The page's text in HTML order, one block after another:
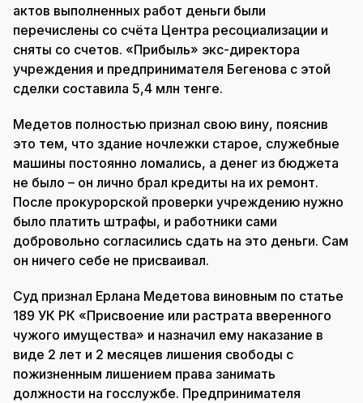
актов выполненных работ деньги были
перечислены со счёта Центра ресоциализации и
сняты со счетов. «Прибыль» экс-директора
учреждения и предпринимателя Бегенова с этой
сделки составила 5,4 млн тенге.
Медетов полностью признал свою вину, пояснив
это тем, что здание ночлежки старое, служебные
машины постоянно ломались, а денег из бюджета
не было – он лично брал кредиты на их ремонт.
После прокурорской проверки учреждению нужно
было платить штрафы, и работники сами
добровольно согласились сдать на это деньги. Сам
он ничего себе не присваивал.
Суд признал Ерлана Медетова виновным по статье
189 УК РК «Присвоение или растрата вверенного
чужого имущества» и назначил ему наказание в
виде 2 лет и 2 месяцев лишения свободы с
пожизненным лишением права занимать
должности на госслужбе. Предпринимателя